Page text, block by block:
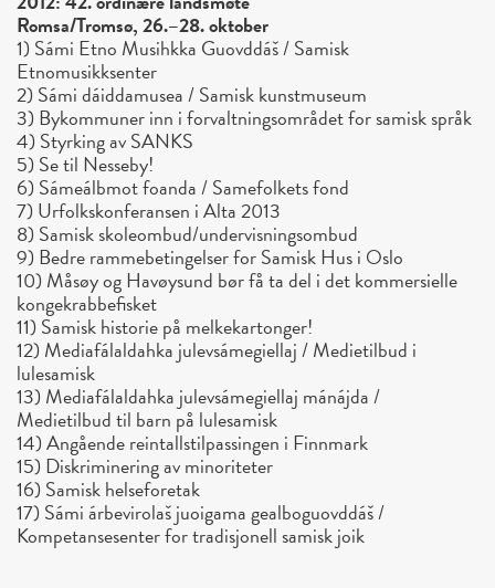
Romsa/Tromsø, 26.–28. oktober
1) Sámi Etno Musihkka Guovddáš / Samisk
Etnomusikksenter
2) Sámi dáiddamusea / Samisk kunstmuseum
3) Bykommuner inn i forvaltningsområdet for samisk språk
4) Styrking av SANKS
5) Se til Nesseby!
6) Sámeálbmot foanda / Samefolkets fond
7) Urfolkskonferansen i Alta 2013
8) Samisk skoleombud/undervisningsombud
9) Bedre rammebetingelser for Samisk Hus i Oslo
10) Måsøy og Havøysund bør få ta del i det kommersielle
kongekrabbefisket
11) Samisk historie på melkekartonger!
12) Mediafálaldahka julevsámegiellaj / Medietilbud i
lulesamisk
13) Mediafálaldahka julevsámegiellaj mánájda /
Medietilbud til barn på lulesamisk
14) Angående reintallstilpassingen i Finnmark
15) Diskriminering av minoriteter
16) Samisk helseforetak
17) Sámi árbevirolaš juoigama gealboguovddáš /
Kompetansesenter for tradisjonell samisk joik